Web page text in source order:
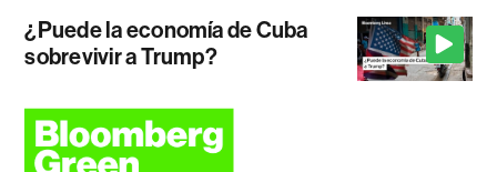
¿Puede la economía de Cuba
sobrevivir a Trump?